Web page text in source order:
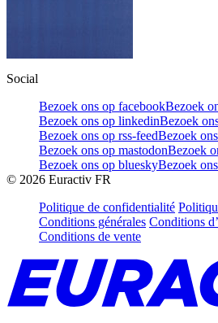
Social
Bezoek ons op facebookBezoek
Bezoek ons op linkedinBezoek
Bezoek ons op rss-feedBezoek
Bezoek ons op mastodonBezoek
Bezoek ons op blueskyBezoek
© 2026 Euractiv FR
Politique de confidentialité
Conditions générales Conditions
Conditions de vente